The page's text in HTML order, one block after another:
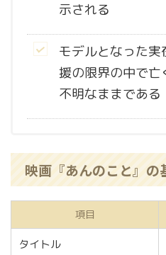
示される
モデルとなった
援の限界の中で
不明なままである
映画『あんのこと』の
項目
タイトル